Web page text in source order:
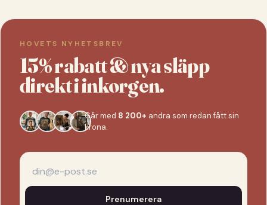
HOVETS NYHETSBREV
15% rabatt & nya släpp
direkt i inkorgen.
Går med 8 200+ andra som redan fått sin
krona.
Prenumerera